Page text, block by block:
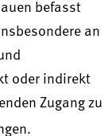
befasst
an
oder indirekt
Zugang zu